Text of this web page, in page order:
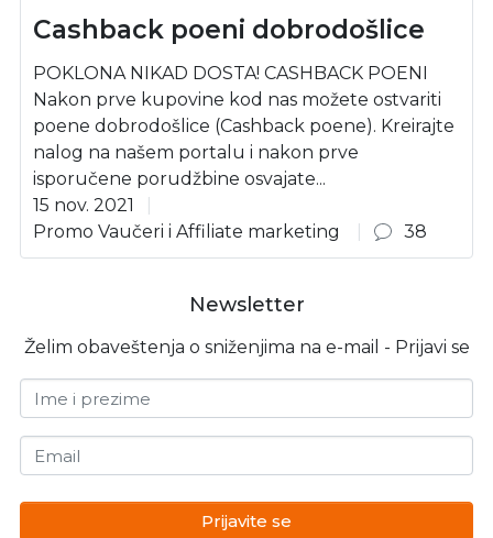
Cashback poeni dobrodošlice
POKLONA NIKAD DOSTA! CASHBACK POENI
Nakon prve kupovine kod nas možete ostvariti
poene dobrodošlice (Cashback poene). Kreirajte
nalog na našem portalu i nakon prve
isporučene porudžbine osvajate...
15 nov. 2021
Promo Vaučeri i Affiliate marketing
38
Newsletter
Želim obaveštenja o sniženjima na e-mail - Prijavi se
Ime i prezime
Email
Prijavite se